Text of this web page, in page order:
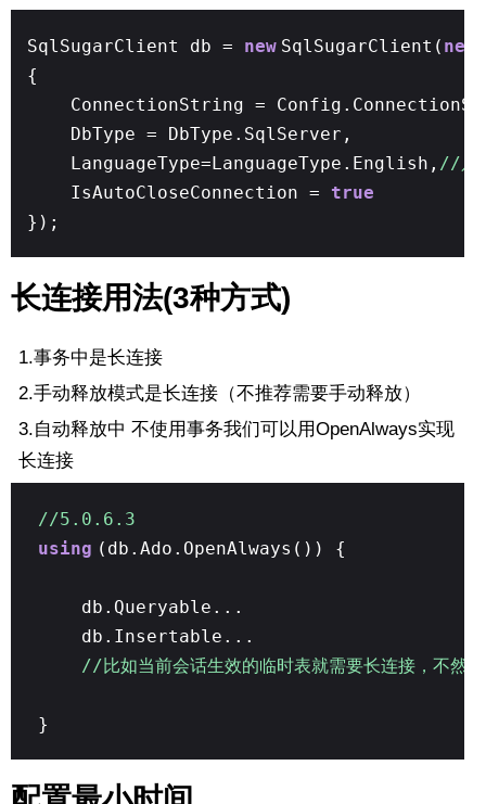
SqlSugarClient db = new SqlSugarClient( new
{
ConnectionString =
DbType = DbType.SqlServer,
LanguageType=LanguageType.English, //只
IsAutoCloseConnection = true
});
长连接用法(3种方式)
1.事务中是长连接
2.手动释放模式是长连接（不推荐需要手动释放）
3.自动释放中 不使用事务我们可以用OpenAlways实现
长连接
//5.0.6.3
using (db.Ado.OpenAlways()) {
db.Queryable...
db.Insertable...
//比如当前会话生效的临时表就需要长连接，不然
}